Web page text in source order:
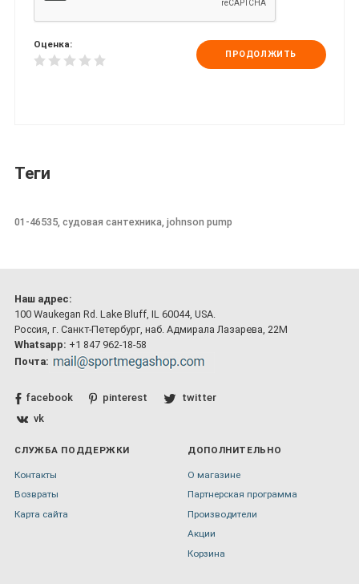
Оценка:
ПРОДОЛЖИТЬ
Теги
01-46535, судовая сантехника, johnson pump
Наш адрес:
100 Waukegan Rd. Lake Bluff, IL 60044, USA.
Россия, г. Санкт-Петербург, наб. Адмирала Лазарева, 22М
Whatsapp: +1 847 962-18-58
Почта:
facebook pinterest
twitter
vk
СЛУЖБА ПОДДЕРЖКИ
Контакты
Возвраты
Карта сайта
ДОПОЛНИТЕЛЬНО
О магазине
Партнерская программа
Производители
Акции
Корзина